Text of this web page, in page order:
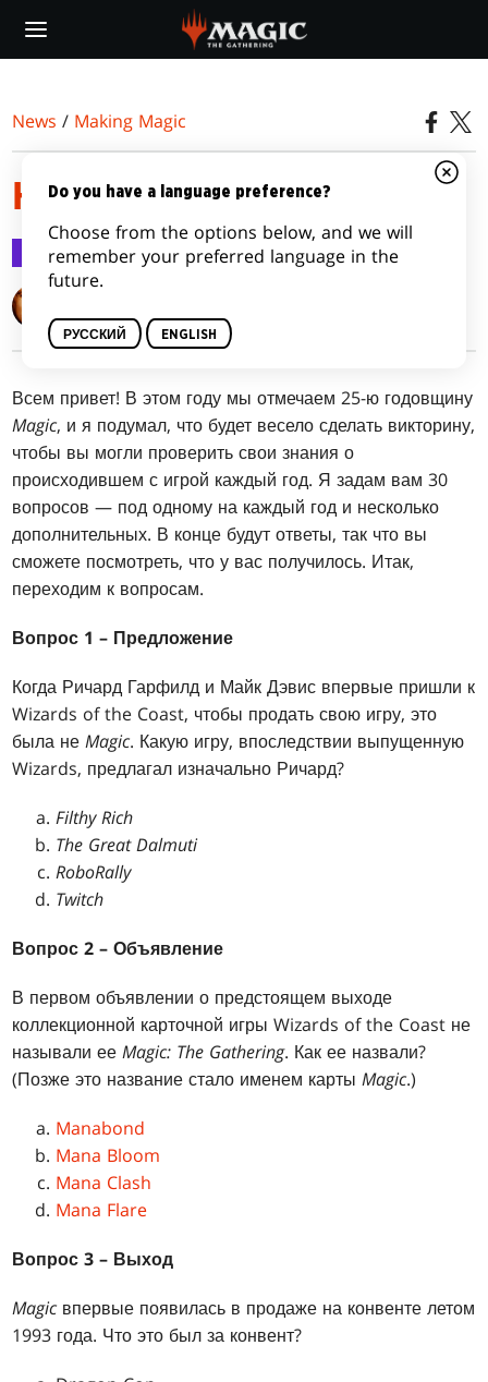
main
News / Making Magic
НАША ИГРА
Making Magic 22 окт. 2018 г.
Всем привет! В этом году мы отмечаем 25-ю годовщину
Magic, и я подумал, что будет весело сделать викторину,
чтобы вы могли проверить свои знания о
происходившем с игрой каждый год. Я задам вам 30
вопросов — под одному на каждый год и несколько
дополнительных. В конце будут ответы, так что вы
сможете посмотреть, что у вас получилось. Итак,
переходим к вопросам.
Вопрос 1 – Предложение
Когда Ричард Гарфилд и Майк Дэвис впервые пришли к
Wizards of the Coast, чтобы продать свою игру, это
была неMagic. Какую игру, впоследствии выпущенную
Wizards, предлагал изначально Ричард?
Filthy Rich
The Great Dalmuti
RoboRally
Twitch
Вопрос 2 – Объявление
В первом объявлении о предстоящем выходе
коллекционной карточной игры Wizards of the Coast не
называли ееMagic: The Gathering. Как ее назвали?
(Позже это название стало именем картыMagic.)
Manabond
Mana Bloom
Mana Clash
Mana Flare
Вопрос 3 – Выход
Magic впервые появилась в продаже на конвенте летом
1993 года. Что это был за конвент?
Do you have a language preference?
Choose from the options below, and we will
remember your preferred language in the
future.
РУССКИЙ ENGLISH